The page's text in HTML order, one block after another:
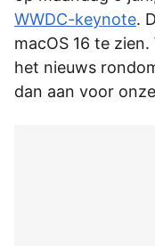
WWDC-keynote.
macOS 16 te
het nieuws
dan aan voor